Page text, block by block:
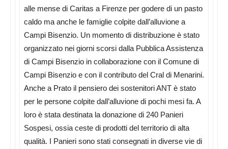
alle mense di Caritas a Firenze per godere di un pasto
caldo ma anche le famiglie colpite dall’alluvione a
Campi Bisenzio. Un momento di distribuzione è stato
organizzato nei giorni scorsi dalla Pubblica Assistenza
di Campi Bisenzio in collaborazione con il Comune di
Campi Bisenzio e con il contributo del Cral di Menarini.
Anche a Prato il pensiero dei sostenitori ANT è stato
per le persone colpite dall’alluvione di pochi mesi fa. A
loro è stata destinata la donazione di 240 Panieri
Sospesi, ossia ceste di prodotti del territorio di alta
qualità. I Panieri sono stati consegnati in diverse vie di